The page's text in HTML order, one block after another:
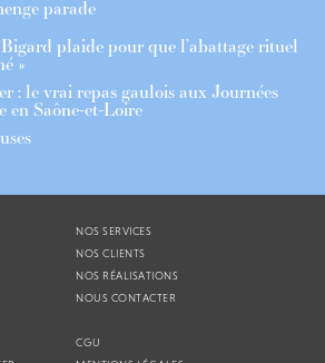
parade
plaide pour que l’abattage rituel
»
: le vrai repas gaulois aux Journées
en Saône-et-Loire
NOS SERVICES
NOS CLIENTS
NOS RÉALISATIONS
NOUS CONTACTER
CGU